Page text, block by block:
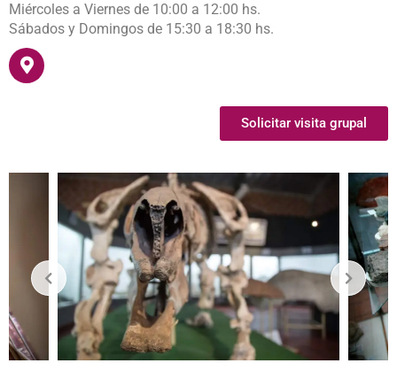
Miércoles a Viernes de 10:00 a 12:00 hs.
Sábados y Domingos de 15:30 a 18:30 hs.
Solicitar visita grupal